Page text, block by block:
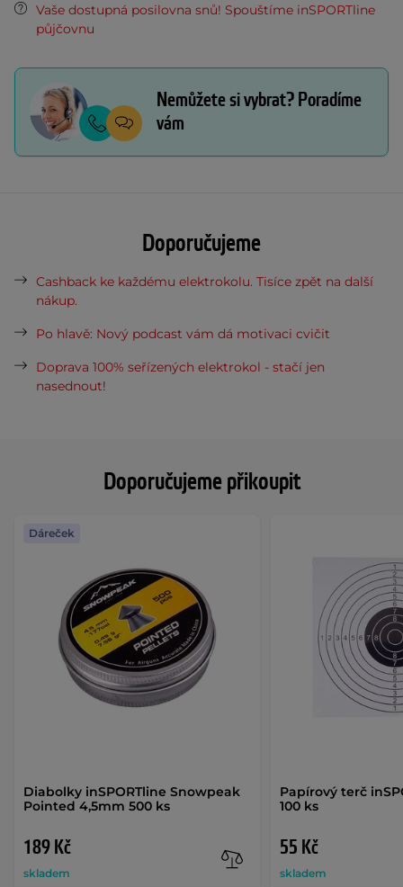
Doporučujeme přikoupit
Diabolky inSPORTline Snowpeak
Pointed 4,5mm 500 ks
189 Kč
skladem
Dáreček
Papírový terč
100 ks
55 Kč
skladem
Vaše dostupná posilovna snů! Spouštíme inSPORTline
půjčovnu
Nemůžete si vybrat? Poradíme
vám
Doporučujeme
Cashback ke každému elektrokolu. Tisíce zpět na další
nákup.
Po hlavě: Nový podcast vám dá motivaci cvičit
Doprava 100% seřízených elektrokol - stačí jen
nasednout!